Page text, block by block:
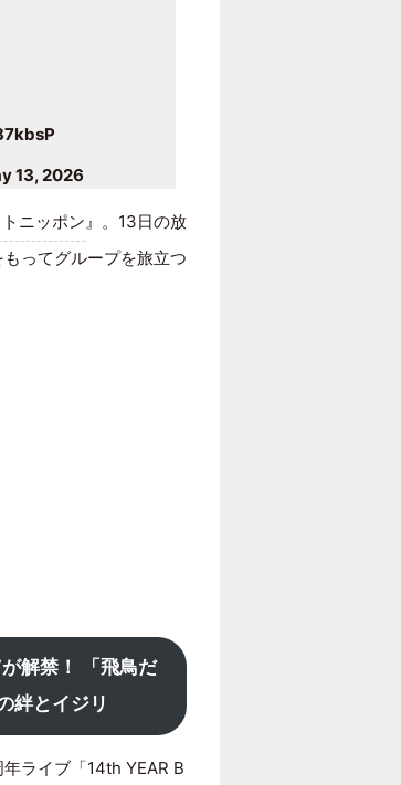
13, 2026
ニッポン』。13日の放
ってグループを旅立つ
解禁！ 「飛鳥だ
絆とイジリ
ライブ「14th YEAR B